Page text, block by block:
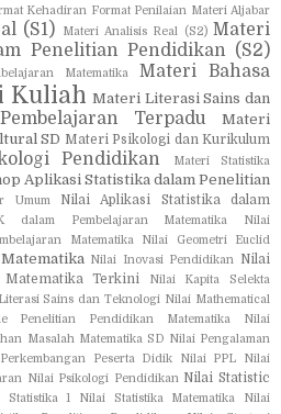
Kehadiran Format Penilaian Materi Aljabar
(S1) Materi Analisis Real (S2) Materi
Penelitian Pendidikan (S2)
Matematika
Materi Bahasa
Kuliah Materi Literasi Sains dan
Terpadu
Materi
SD Materi Psikologi dan Kurikulum
Pendidikan Materi Statistika
Aplikasi Statistika dalam Penelitian
Umum
Nilai Aplikasi Statistika dalam
Pembelajaran Matematika
Nilai
Matematika Nilai Geometri Euclid
Nilai Inovasi Pendidikan
Nilai
Terkini
Nilai Kapita Selekta
Sains dan Teknologi Nilai Mathematical
Penelitian Pendidikan Matematika
Nilai
Masalah Matematika SD Nilai Pengalaman
Peserta Didik Nilai PPL
Nilai
Nilai Psikologi Pendidikan Nilai Statistic
Statistika 1 Nilai Statistika Matematika
Nilai